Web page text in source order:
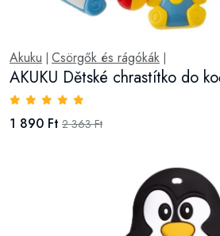
Akuku Csörgők és rágókák
AKUKU Dětské chrastítko do
1 890 Ft 2 363 Ft